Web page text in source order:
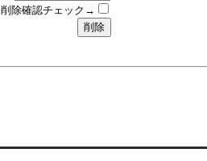
削除確認チェック→